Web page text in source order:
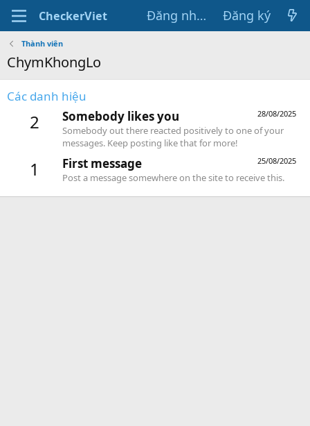
CheckerViet Đăng nhập Đăng ký
Thành viên
ChymKhongLo
Các danh hiệu
2 28/08/2025
Somebody likes you
Somebody out there reacted positively to one of your
messages. Keep posting like that for more!
1 25/08/2025
First message
Post a message somewhere on the site to receive this.